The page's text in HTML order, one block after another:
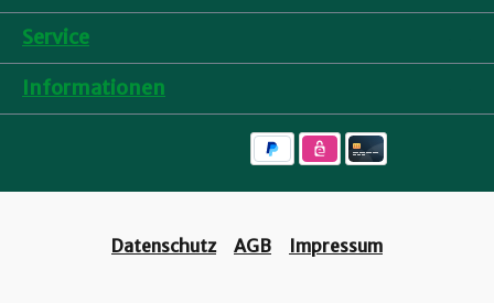
Service
Informationen
Datenschutz AGB Impressum